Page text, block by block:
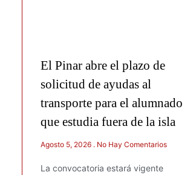
El Pinar abre el plazo de
solicitud de ayudas al
transporte para el alumnado
que estudia fuera de la isla
Agosto 5, 2026 No Hay Comentarios
La convocatoria estará vigente